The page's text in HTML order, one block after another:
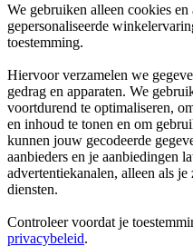
We gebruiken alleen cookies
gepersonaliseerde
toestemming.
Hiervoor verzamelen we
gedrag en apparaten. We
voortdurend te optimaliseren,
en inhoud te tonen en om
kunnen jouw gecodeerde
aanbieders en je aanbiedingen
advertentiekanalen, alleen als
diensten.
Controleer voordat je
privacybeleid.